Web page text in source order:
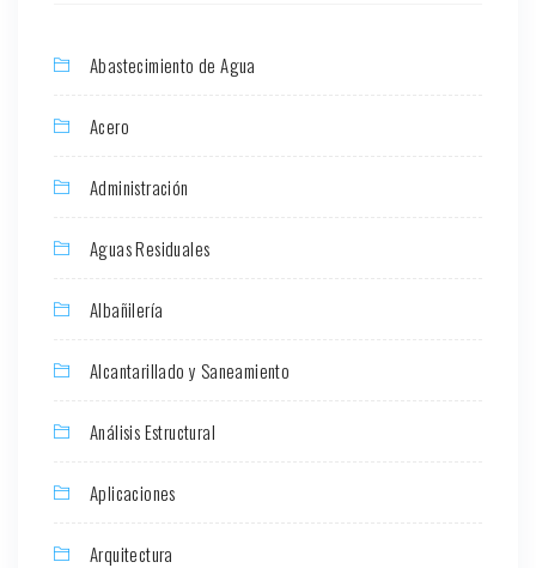
Abastecimiento de Agua
Acero
Administración
Aguas Residuales
Albañilería
Alcantarillado y Saneamiento
Análisis Estructural
Aplicaciones
Arquitectura